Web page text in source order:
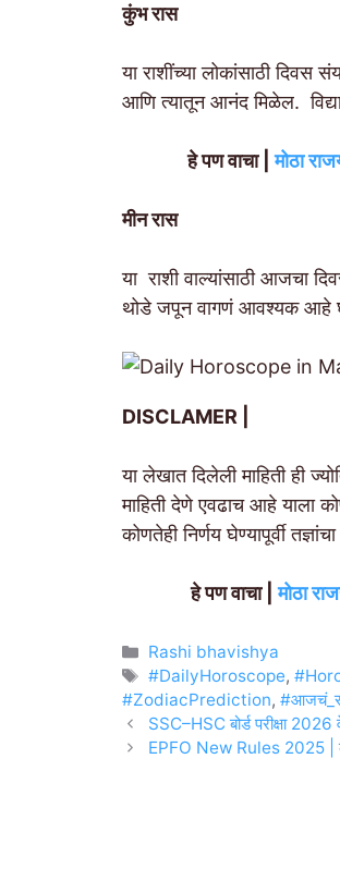
कुंभ रास
या राशींच्या लोकांसाठी
आणि त्यातून आनंद मिळेल.
हे पण वाचा |मोठा
मीन रास
या राशी वाल्यांसाठी आजचा
थोडे जपून वागणं आवश्यक आहे
DISCLAMER |
या लेखात दिलेली माहिती ही
माहिती देणे एवढाच आहे याला
कोणतेही निर्णय घेण्यापूर्वी
हे पण वाचा |मोठा
Categories
Rashi bhavishya
Tags
#DailyHoroscope,
#ZodiacPrediction,
SSC–HSC बोर्ड परीक्षा
EPFO New Rules 2025 |